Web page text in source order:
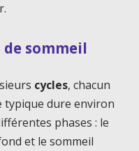
de sommeil
cycles, chacun
typique dure environ
phases : le
et le sommeil